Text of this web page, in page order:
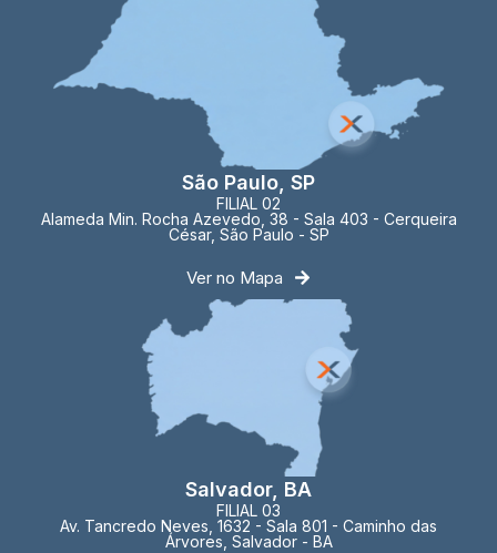
São Paulo, SP
FILIAL 02
Alameda Min. Rocha Azevedo, 38 - Sala 403 - Cerqueira
César, São Paulo - SP
Ver no Mapa
Salvador, BA
FILIAL 03
Av. Tancredo Neves, 1632 - Sala 801 - Caminho das
Árvores, Salvador - BA